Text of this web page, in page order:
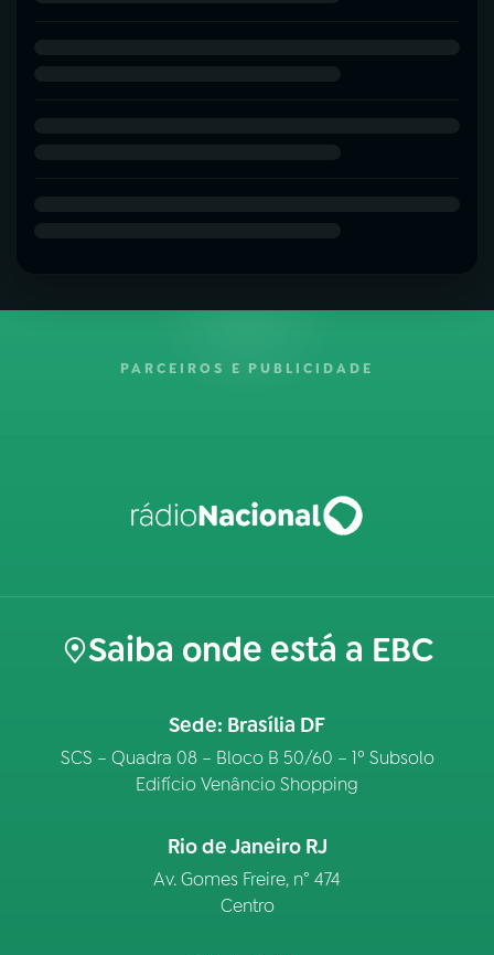
PARCEIROS E PUBLICIDADE
Saiba onde está a EBC
Sede: Brasília DF
SCS – Quadra 08 – Bloco B 50/60 – 1º Subsolo
Edifício Venâncio Shopping
Rio de Janeiro RJ
Av. Gomes Freire, n° 474
Centro